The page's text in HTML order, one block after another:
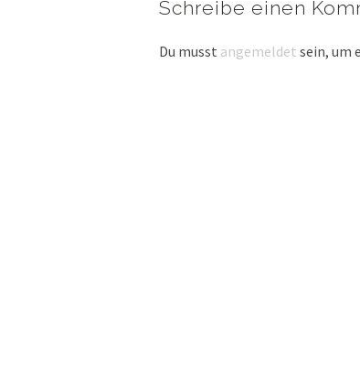
Schreibe einen
Du musst angemeldet sein, um